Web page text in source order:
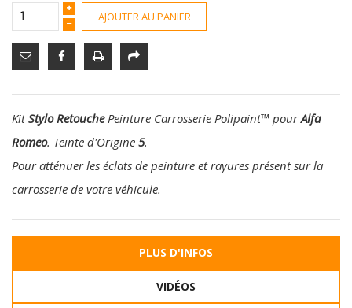
AJOUTER AU PANIER
KitStylo RetouchePeinture Carrosserie Polipaint™ pourAlfa
Romeo. Teinte d'Origine 5.
Pour atténuer les éclats de peinture et rayures présent sur la
carrosserie de votre véhicule.
PLUS D'INFOS
VIDÉOS